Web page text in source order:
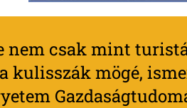
nem csak mint
kulisszák mögé,